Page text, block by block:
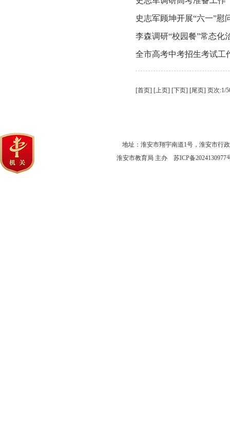
史志军顾坤开展“六一”慰
李森调研“校园餐”常态化
全市高考中考招生考试工
[首页] [上页] [下页] [尾页] 页次:1/
地址：淮安市翔宇南道1号，淮安市行
淮安市教育局 主办 苏ICP备2024130977